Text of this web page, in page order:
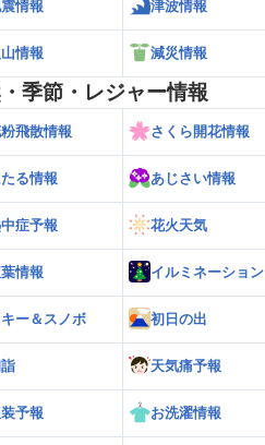
情報 津波情報
情報 減災情報
季節・レジャー情報
飛散情報 さくら開花情報
る情報 あじさい情報
症予報 花火天気
情報 イルミネーション
ー＆スノボ 初日の出
天気痛予報
予報 お洗濯情報